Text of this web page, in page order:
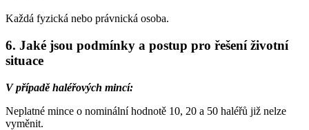
Každá fyzická nebo právnická osoba.
6. Jaké jsou podmínky a postup pro řešení životní
situace
V případě haléřových mincí:
Neplatné mince o nominální hodnotě 10, 20 a 50 haléřů již nelze
vyměnit.